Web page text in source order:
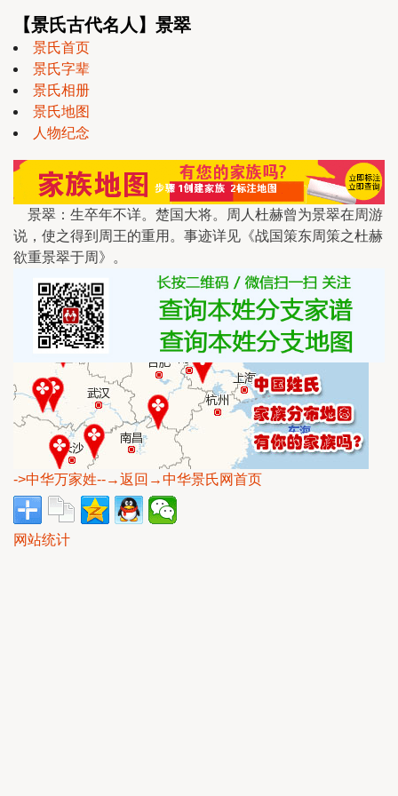
【景氏古代名人】景翠
景氏首页
景氏字辈
景氏相册
景氏地图
人物纪念
景翠：生卒年不详。楚国大将。周人杜赫曾为景翠在周游
说，使之得到周王的重用。事迹详见《战国策东周策之杜赫
欲重景翠于周》。
->中华万家姓--→返回→中华景氏网首页
网站统计